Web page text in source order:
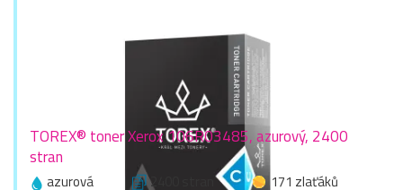
TOREX® toner Xerox 106R03485, azurový, 2400
stran
azurová 2400 stran
171 zlaťáků